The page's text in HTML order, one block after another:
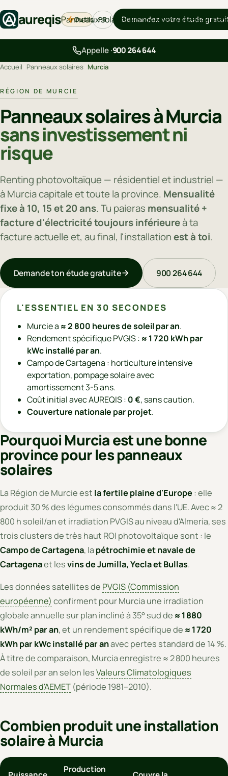
aureqisPanneaux solairesPompes à chaleurBackup
Outils FR Demandez votre étude
Appelle ·900 264 644
Accueil Panneaux solaires Murcia
RÉGION DE MURCIE
Panneaux solaires à Murcia
sans investissement ni
risque
Renting photovoltaïque — résidentiel et industriel —
à Murcia capitale et toute la province. Mensualité
fixe à 10, 15 et 20 ans. Tu paieras mensualité +
facture d'électricité toujours inférieureà ta
facture actuelle et, au final, l'installationest à toi.
Demande ton étude gratuite 900 264 644
L'ESSENTIEL EN 30 SECONDES
Murcie a ≈ 2 800 heures de soleil par an.
Rendement spécifique PVGIS : ≈ 1 720 kWh par
kWc installé par an.
Campo de Cartagena : horticulture intensive
exportation, pompage solaire avec
amortissement 3-5 ans.
Coût initial avec AUREQIS : 0 €, sans caution.
Couverture nationale par projet.
Pourquoi Murcia est une bonne
province pour les panneaux
solaires
La Région de Murcie est la fertile plaine d'Europe: elle
produit 30 % des légumes consommés dans l'UE. Avec ≈ 2
800 h soleil/an et irradiation PVGIS au niveau d'Almería, ses
trois clusters de très haut ROI photovoltaïque sont : le
Campo de Cartagena, la pétrochimie et navale de
Cartagenaet lesvins de Jumilla, Yecla et Bullas.
Les données satellites de PVGIS (Commission
européenne) confirment pour Murcia une irradiation
globale annuelle sur plan incliné à 35° sud de ≈ 1 880
kWh/m² par an, et un rendement spécifique de ≈ 1 720
kWh par kWc installé par anavec pertes standard de 14 %.
À titre de comparaison, Murcia enregistre ≈ 2 800 heures
de soleil par an selon lesValeurs Climatologiques
Normales d'AEMET (période 1981–2010).
Combien produit une installation
solaire à Murcia
Production